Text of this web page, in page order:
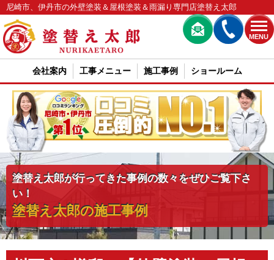
MENU
尼崎市、伊丹市の外壁塗装＆屋根塗装＆雨漏り専門店塗替え太郎
会社案内 工事メニュー 施工事例 ショールーム
塗替え太郎が行ってきた事例の数々をぜひご覧下さ
い！
塗替え太郎の施工事例